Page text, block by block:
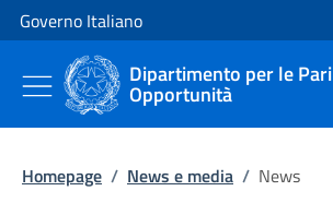
Vai al contenuto
Vai alla navigazione del sito
Governo Italiano
Dipartimento per le Pari
Opportunità
Homepage / News e media / News